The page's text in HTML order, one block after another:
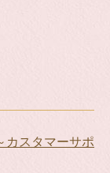
カスタマーサポ